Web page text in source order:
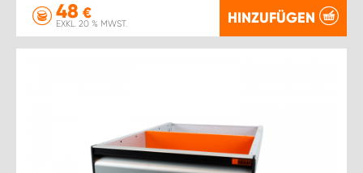
48 €
EXKL. 20 % MWST. HINZUFÜGEN